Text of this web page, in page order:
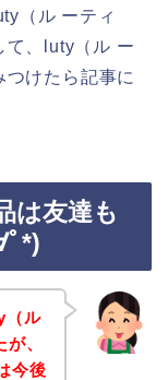
（ル ーティ
て、luty（ル ー
けたら記事に
は友達も
ﾟ*)
（ル
、
今後